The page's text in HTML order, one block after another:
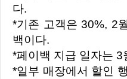
다.
*기존 고객은 30%, 2
백이다.
*페이백 지급 일자는 3
*일부 매장에서 할인